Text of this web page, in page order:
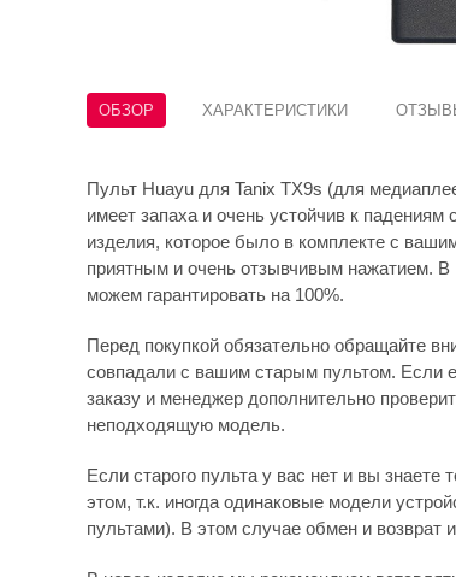
ОБЗОР ХАРАКТЕРИСТИКИ
Пульт Huayu для Tanix TX9s (для
имеет запаха и очень устойчив к
изделия, которое было в комплекте с
приятным и очень отзывчивым нажатием.
можем гарантировать на 100%.
Перед покупкой обязательно обращайте
совпадали с вашим старым пультом. Если
заказу и менеджер дополнительно
неподходящую модель.
Если старого пульта у вас нет и вы
этом, т.к. иногда одинаковые модели
пультами). В этом случае обмен и возврат